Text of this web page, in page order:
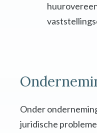
Onder
juridische